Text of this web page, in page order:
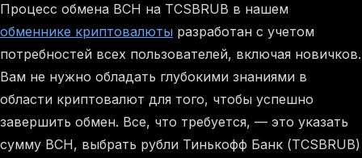
Процесс обмена BCH на TCSBRUB в нашем
обменнике криптовалюты разработан с учетом
потребностей всех пользователей, включая новичков.
Вам не нужно обладать глубокими знаниями в
области криптовалют для того, чтобы успешно
завершить обмен. Все, что требуется, — это указать
сумму BCH, выбрать рубли Тинькофф Банк (TCSBRUB)